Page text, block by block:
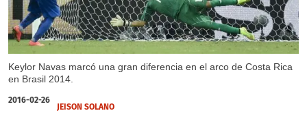
Keylor Navas marcó una gran diferencia en el arco de Costa Rica
en Brasil 2014.
2016-02-26
JEISON SOLANO